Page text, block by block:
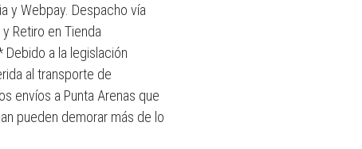
y Webpay. Despacho vía
Retiro en Tienda
Debido a la legislación
al transporte de
envíos a Punta Arenas que
pueden demorar más de lo